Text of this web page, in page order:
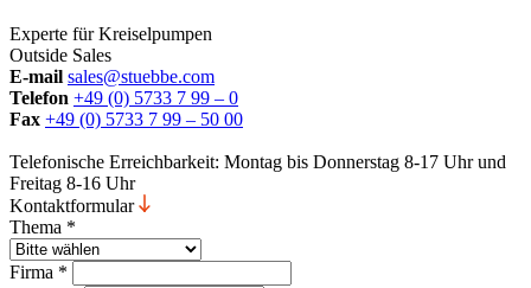
Experte für Kreiselpumpen
Outside Sales
E-mail sales@stuebbe.com
Telefon +49 (0) 5733 7 99 – 0
Fax +49 (0) 5733 7 99 – 50 00
Telefonische Erreichbarkeit: Montag bis Donnerstag 8-17 Uhr und
Freitag 8-16 Uhr
Kontaktformular
Thema *
Firma *